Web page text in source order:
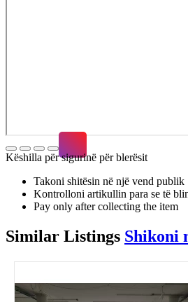
Këshilla për sigurinë për blerësit
Takoni shitësin në një vend publik
Kontrolloni artikullin para se të
Pay only after collecting the item
Similar Listings Shikoni